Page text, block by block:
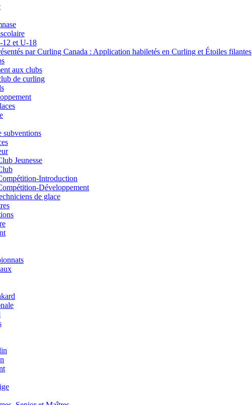
12 et U-18
par Curling Canada : Application habiletés en Curling et Étoiles filantes
aux clubs
de curling
subventions
Jeunesse
Introduction
Développement
de glace